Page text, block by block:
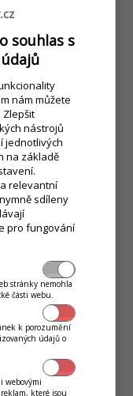
tržeb. Je to
i každodenní
řešení.
které byste
kontroly
souhlas s
nám můžete
Zlepšit
nástrojů
jednotlivých
na základě
relevantní
sdíleny
pro fungování
stránky nemohla
části webu.
k porozumění
údajů o
webovými
které jsou